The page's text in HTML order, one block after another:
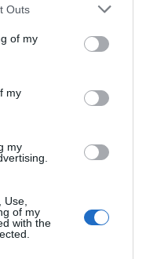
Outs
of my
my
my
of my
with the